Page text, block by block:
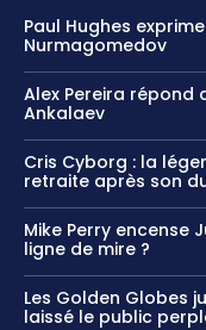
Paul Hughes
Nurmagomedov
Alex Pereira répond
Ankalaev
Cris Cyborg : la
retraite après son
Mike Perry encense
ligne de mire ?
Les Golden Globes
laissé le public